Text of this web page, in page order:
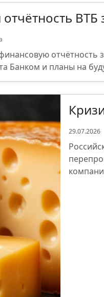
ВТБ
отчётность
Банком и планы на
29.07.2026